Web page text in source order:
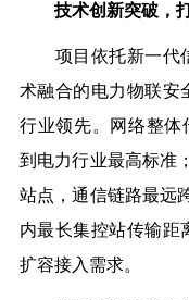
技术创新突破，
项目依托新一代信
术融合的电力物联安
行业领先。
网络整体
到电力行业最高标准 ；
站点，通信链路最远
内最长集控站传输距
扩容接入需求。